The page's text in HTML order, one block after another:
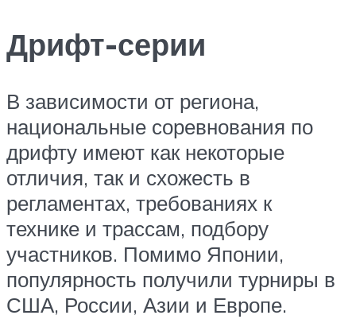
Дрифт-серии
В зависимости от региона,
национальные соревнования по
дрифту имеют как некоторые
отличия, так и схожесть в
регламентах, требованиях к
технике и трассам, подбору
участников. Помимо Японии,
популярность получили турниры в
США, России, Азии и Европе.